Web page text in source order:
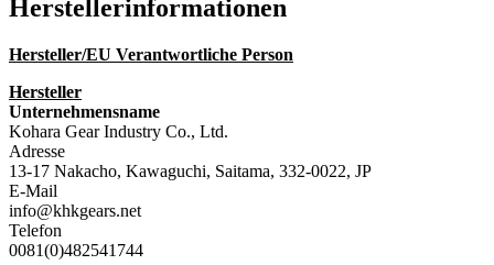
Hersteller­informationen
Hersteller/EU Verantwortliche Person
Hersteller
Unternehmensname
Kohara Gear Industry Co., Ltd.
Adresse
13-17 Nakacho, Kawaguchi, Saitama, 332-0022, JP
E-Mail
info@khkgears.net
Telefon
0081(0)482541744